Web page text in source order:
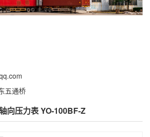
五通桥
向压力表 YO-100BF-Z